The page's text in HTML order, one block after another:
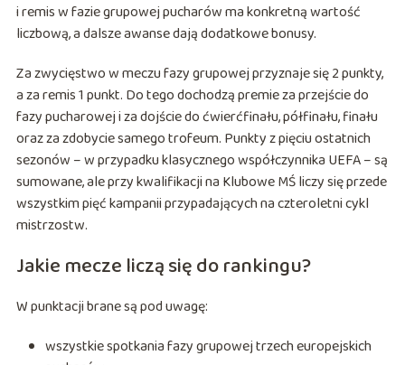
i remis w fazie grupowej pucharów ma konkretną wartość
liczbową, a dalsze awanse dają dodatkowe bonusy.
Za zwycięstwo w meczu fazy grupowej przyznaje się 2 punkty,
a za remis 1 punkt. Do tego dochodzą premie za przejście do
fazy pucharowej i za dojście do ćwierćfinału, półfinału, finału
oraz za zdobycie samego trofeum. Punkty z pięciu ostatnich
sezonów – w przypadku klasycznego współczynnika UEFA – są
sumowane, ale przy kwalifikacji na Klubowe MŚ liczy się przede
wszystkim pięć kampanii przypadających na czteroletni cykl
mistrzostw.
Jakie mecze liczą się do rankingu?
W punktacji brane są pod uwagę:
wszystkie spotkania fazy grupowej trzech europejskich